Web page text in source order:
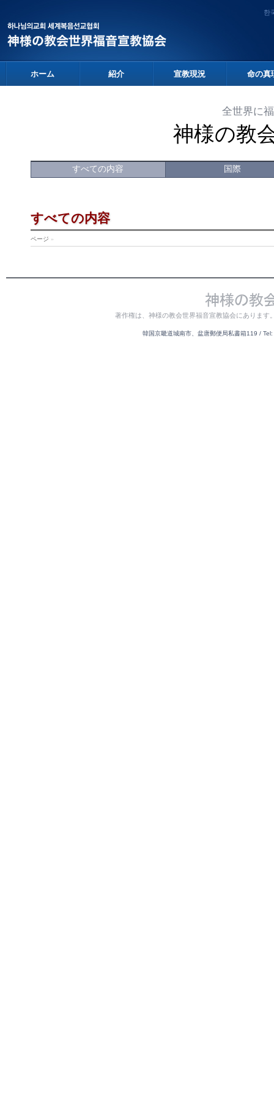
한
ホーム 紹介 宣教現況 命の真
全世界に
神様の教
すべての内容 国際
すべての内容
ページ »
著作権は、神様の教会世界福音宣教協会にありま
韓国京畿道城南市、盆唐郵便局私書箱119 /